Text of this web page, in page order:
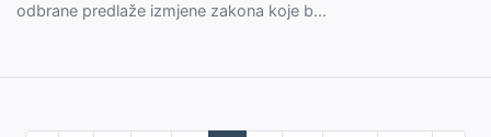
odbrane predlaže izmjene zakona koje b...